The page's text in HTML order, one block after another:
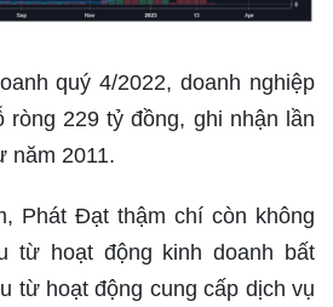
quý 4/2022, doanh nghiệp
ròng 229 tỷ đồng, ghi nhận lần
năm 2011.
Phát Đạt thậm chí còn không
từ hoạt động kinh doanh bất
từ hoạt động cung cấp dịch vụ